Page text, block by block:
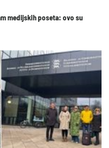
medijskih poseta: ovo su